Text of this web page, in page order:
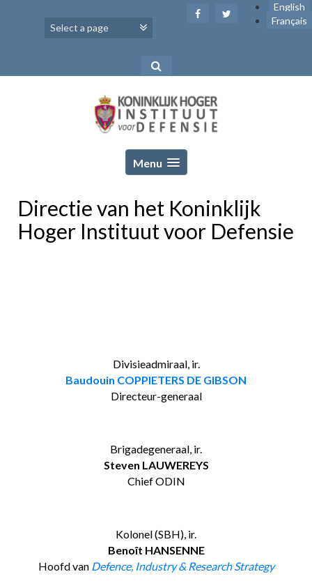
English
Français
Menu
Directie van het Koninklijk
Hoger Instituut voor Defensie
Divisieadmiraal, ir.
Baudouin COPPIETERS DE GIBSON
Directeur-generaal
Brigadegeneraal, ir.
Steven LAUWEREYS
Chief ODIN
Kolonel (SBH), ir.
Benoît HANSENNE
Hoofd van Defence, Industry & Research Strategy